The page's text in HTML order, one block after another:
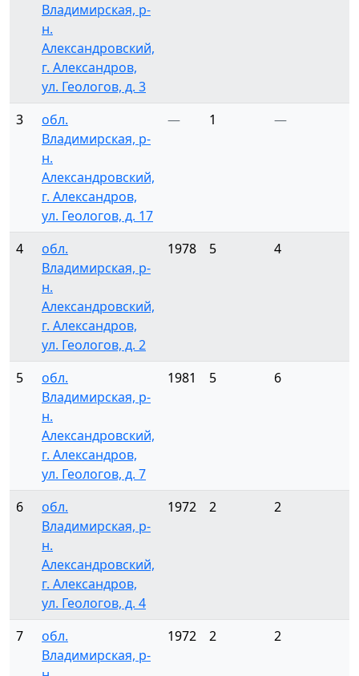
Владимирская, р-
н.
Александровский,
г. Александров,
ул. Геологов, д. 3
3
обл.
Владимирская, р-
н.
Александровский,
г. Александров,
ул. Геологов, д. 17
— 1 —
4
обл.
Владимирская, р-
н.
Александровский,
г. Александров,
ул. Геологов, д. 2
1978 5 4
5
обл.
Владимирская, р-
н.
Александровский,
г. Александров,
ул. Геологов, д. 7
1981 5 6
6
обл.
Владимирская, р-
н.
Александровский,
г. Александров,
ул. Геологов, д. 4
1972 2 2
7
обл.
Владимирская, р-
1972 2 2